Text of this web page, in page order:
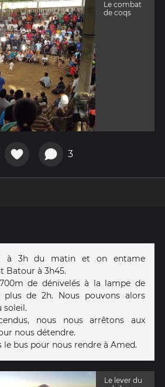
Le combat
de coqs
3
à 3h du matin et on entame
Batour à 3h45.
de dénivelés à la lampe de
de 2h. Nous pouvons alors
soleil.
nous nous arrêtons aux
nous détendre.
le bus pour nous rendre à Amed.
Le lever du